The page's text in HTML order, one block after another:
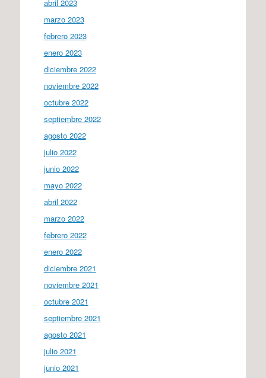
abril 2023
marzo 2023
febrero 2023
enero 2023
diciembre 2022
noviembre 2022
octubre 2022
septiembre 2022
agosto 2022
julio 2022
junio 2022
mayo 2022
abril 2022
marzo 2022
febrero 2022
enero 2022
diciembre 2021
noviembre 2021
octubre 2021
septiembre 2021
agosto 2021
julio 2021
junio 2021